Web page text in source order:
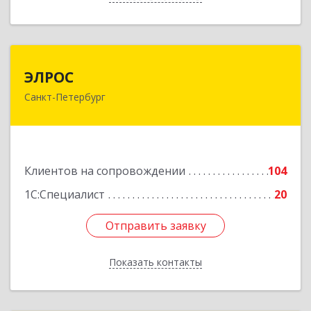
ЭЛРОС
Санкт-Петербург
Клиентов на сопровождении
104
1С:Специалист
20
Отправить заявку
Показать контакты
191024, Санкт-Петербург г, Тележная ул, дом №
Отправить заявку
Назад